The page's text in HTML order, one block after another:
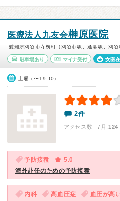
医療法人九友会榊原医院
愛知県刈谷市寺横町（刈谷市駅、逢妻駅、刈谷
駐車場あり マイナ受付 女医
土曜（〜19:00）
2件
アクセス数 7月:124
予防接種
5.0
海外赴任のための予防接種
内科 高血圧症 血圧が高